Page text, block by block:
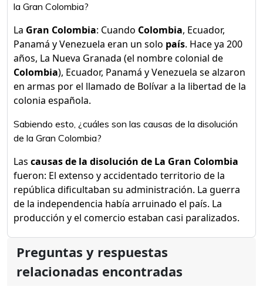
la Gran Colombia?
La Gran Colombia: Cuando Colombia, Ecuador,
Panamá y Venezuela eran un solo país. Hace ya 200
años, La Nueva Granada (el nombre colonial de
Colombia), Ecuador, Panamá y Venezuela se alzaron
en armas por el llamado de Bolívar a la libertad de la
colonia española.
Sabiendo esto, ¿cuáles son las causas de la disolución
de la Gran Colombia?
Las causas de la disolución de La Gran Colombia
fueron: El extenso y accidentado territorio de la
república dificultaban su administración. La guerra
de la independencia había arruinado el país. La
producción y el comercio estaban casi paralizados.
Preguntas y respuestas
relacionadas encontradas